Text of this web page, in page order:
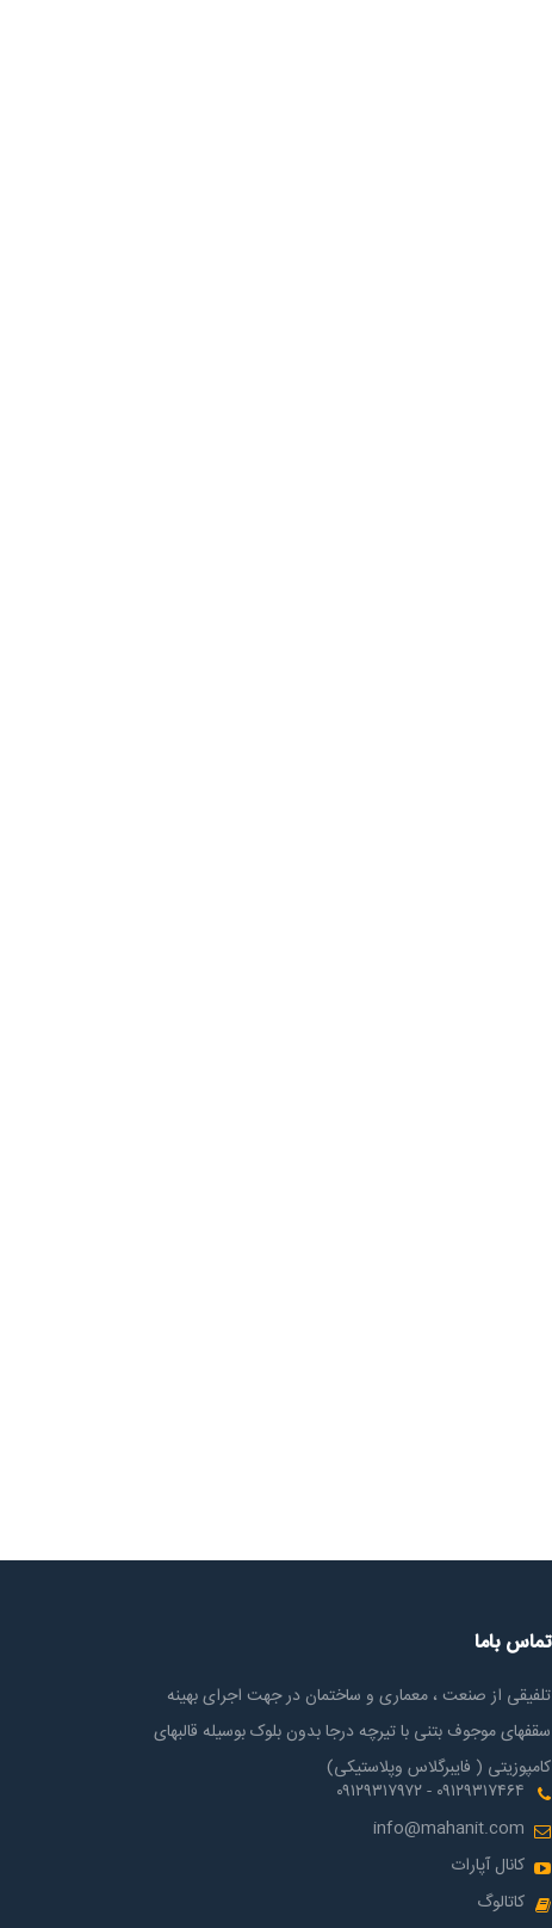
تماس باما
تلفیقی از صنعت ، معماری و ساختمان در جهت اجرای بهینه
سقفهای موجوف بتنی با تیرچه درجا بدون بلوک بوسیله قالبهای
کامپوزیتی ( فایبرگلاس وپلاستیکی)
۰۹۱۲۹۳۱۷۴۶۴ - ۰۹۱۲۹۳۱۷۹۷۲
info@mahanit.com
کانال آپارات
کاتالوگ